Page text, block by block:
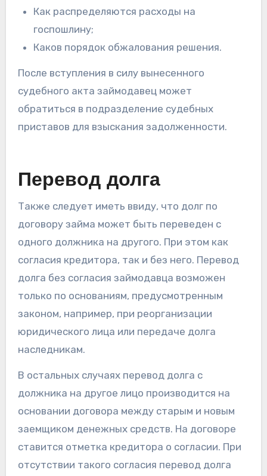
Как распределяются расходы на
госпошлину;
Каков порядок обжалования решения.
После вступления в силу вынесенного
судебного акта займодавец может
обратиться в подразделение судебных
приставов для взыскания задолженности.
Перевод долга
Также следует иметь ввиду, что долг по
договору займа может быть переведен с
одного должника на другого. При этом как
согласия кредитора, так и без него. Перевод
долга без согласия займодавца возможен
только по основаниям, предусмотренным
законом, например, при реорганизации
юридического лица или передаче долга
наследникам.
В остальных случаях перевод долга с
должника на другое лицо производится на
основании договора между старым и новым
заемщиком денежных средств. На договоре
ставится отметка кредитора о согласии. При
отсутствии такого согласия перевод долга